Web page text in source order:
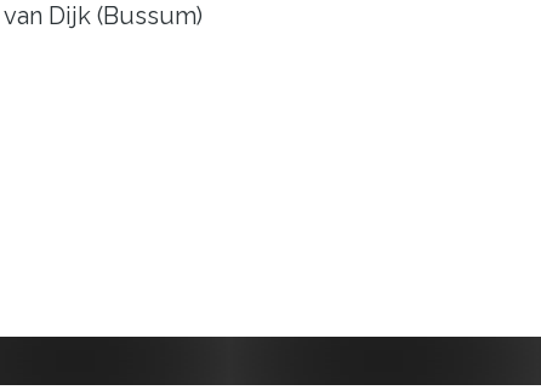
Dijk (Bussum)